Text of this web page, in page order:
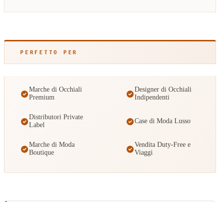
PERFETTO PER
Marche di Occhiali
Premium
Designer di Occhiali
Indipendenti
Distributori Private
Label
Case di Moda Lusso
Marche di Moda
Boutique
Vendita Duty-Free e
Viaggi